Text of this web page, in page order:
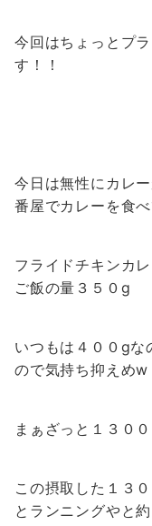
今回はちょっとプ
す！！
今日は無性にカレ
番屋でカレーを食
フライドチキンカ
ご飯の量３５０g
いつもは４００gな
ので気持ち抑えめw
まぁざっと１３０
この摂取した１３
とランニングやと